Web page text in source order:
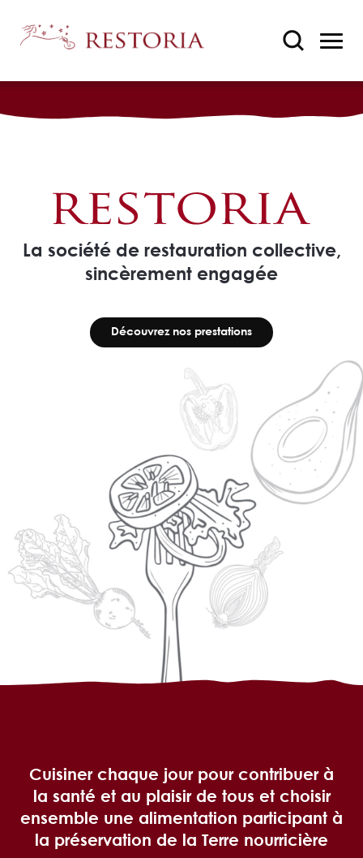
La société de restauration collective,
sincèrement engagée
Découvrez nos prestations
Cuisiner chaque jour pour contribuer à
la santé et au plaisir de tous et choisir
ensemble une alimentation participant à
la préservation de la Terre nourricière